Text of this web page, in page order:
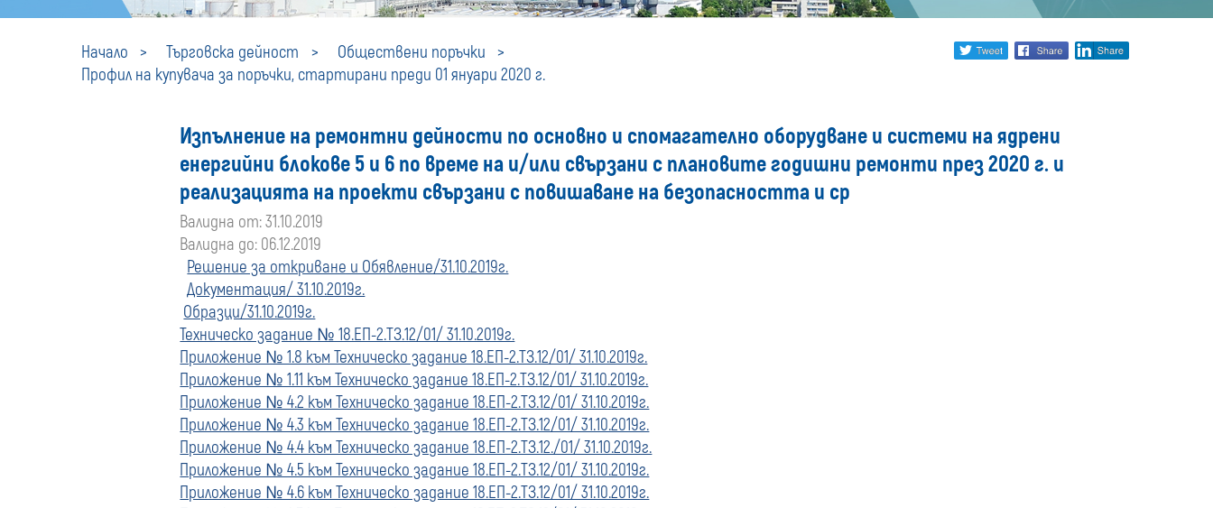
Начало Търговска дейност
Обществени поръчки
Профил на купувача за поръчки, стартирани преди 01 януари 2020 г.
купувача
за
01
януари
2020
г.
Share
twitter facebook
Изпълнение на ремонтни дейности по основно и спомагателно оборудване и системи на ядрени
енергийни блокове 5 и 6 по време на и/или свързани с плановите годишни ремонти през 2020 г. и
реализацията на проекти свързани с повишаване на безопасността и ср
Валидна от: 31.10.2019
Валидна до: 06.12.2019
Решение за откриване и Обявление/31.10.2019г.
Документация/ 31.10.2019г.
Образци/31.10.2019г.
Техническо задание № 18.ЕП-2.ТЗ.12/01/ 31.10.2019г.
Приложение № 1.8 към Техническо задание 18.ЕП-2.ТЗ.12/01/ 31.10.2019г.
Приложение № 1.11 към Техническо задание 18.ЕП-2.ТЗ.12/01/ 31.10.2019г.
Приложение № 4.2 към Техническо задание 18.ЕП-2.ТЗ.12/01/ 31.10.2019г.
Приложение № 4.3 към Техническо задание 18.ЕП-2.ТЗ.12/01/ 31.10.2019г.
Приложение № 4.4 към Техническо задание 18.ЕП-2.ТЗ.12./01/ 31.10.2019г.
Приложение № 4.5 към Техническо задание 18.ЕП-2.ТЗ.12/01/ 31.10.2019г.
Приложение № 4.6 към Техническо задание 18.ЕП-2.ТЗ.12/01/ 31.10.2019г.